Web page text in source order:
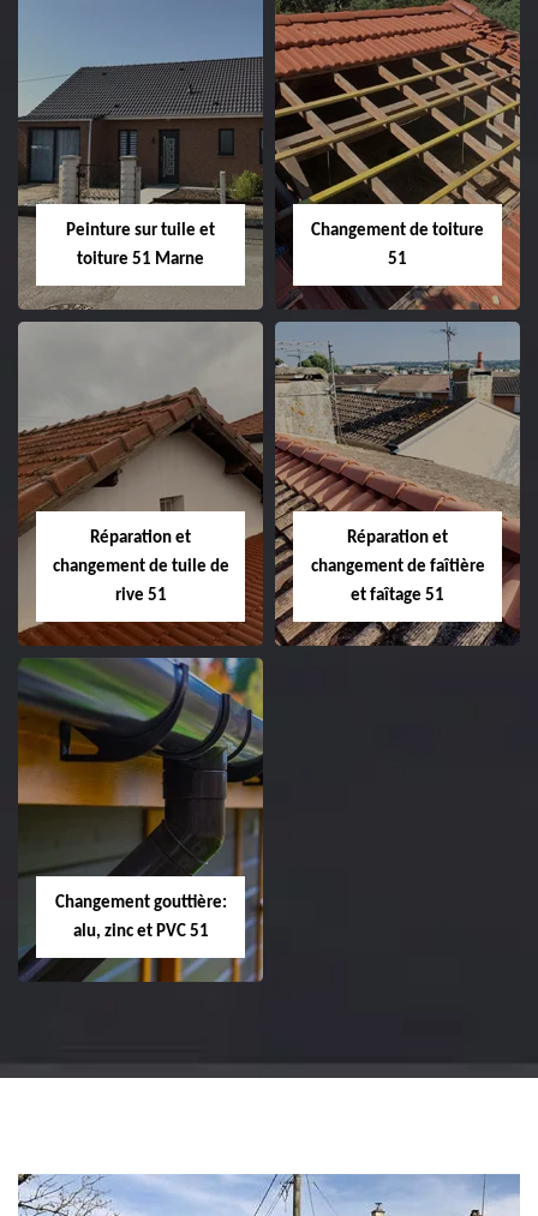
Peintre et peinture
de façade 51
Hydrofuge toiture
51
Peinture sur tuile et
toiture 51 Marne
Peinture sur tuile
et toiture 51
Marne
Changement de toiture
51
Changement de
toiture 51
Réparation et
changement de tuile de
rive 51
Réparation et
changement de
tuile de rive 51
Réparation et
changement de faîtière
et faîtage 51
Changement gouttière:
alu, zinc et PVC 51
et PVC 51